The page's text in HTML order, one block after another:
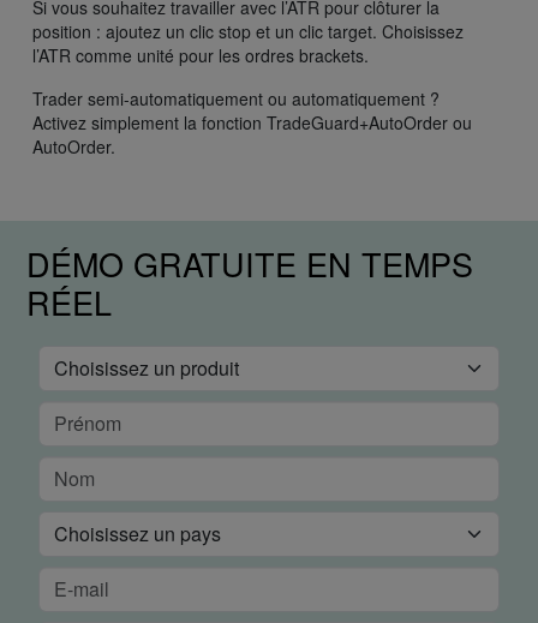
Si vous souhaitez travailler avec l’ATR pour clôturer la
position : ajoutez un clic stop et un clic target. Choisissez
l’ATR comme unité pour les ordres brackets.
Trader semi-automatiquement ou automatiquement ?
Activez simplement la fonction TradeGuard+AutoOrder ou
AutoOrder.
DÉMO GRATUITE EN TEMPS
RÉEL